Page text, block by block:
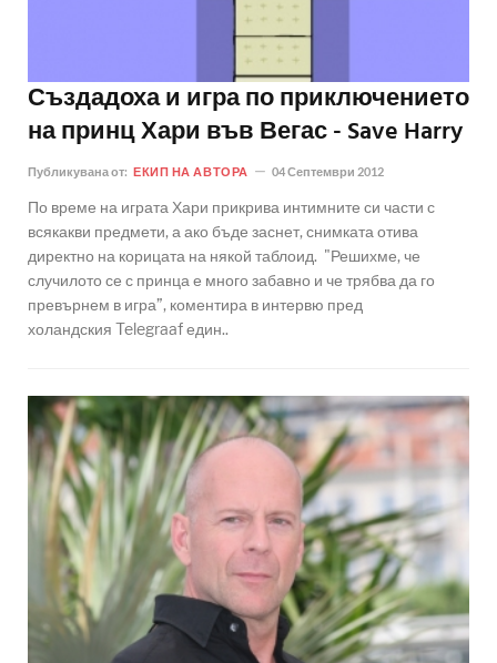
Създадоха и игра по приключението
на принц Хари във Вегас - Save Harry
Публикувана от: ЕКИП НА АВТОРА 04 Септември 2012
По време на играта Хари прикрива интимните си части с
всякакви предмети, а ако бъде заснет, снимката отива
директно на корицата на някой таблоид. "Решихме, че
случилото се с принца е много забавно и че трябва да го
превърнем в игра”, коментира в интервю пред
холандския Telegraaf един..